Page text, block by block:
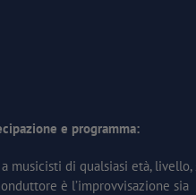
e programma:
musicisti di qualsiasi età,
è l’improvvisazione sia